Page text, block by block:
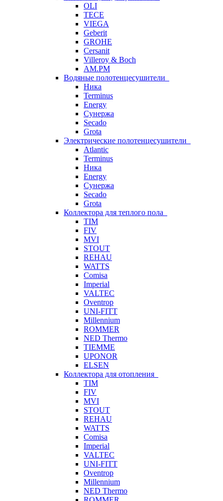
OLI
TECE
VIEGA
Geberit
GROHE
Cersanit
Villeroy & Boch
AM.PM
Водяные полотенцесушители
Ника
Terminus
Energy
Сунержа
Secado
Grota
Электрические полотенцесушители
Atlantic
Terminus
Ника
Energy
Сунержа
Secado
Grota
Коллектора для теплого пола
TIM
FIV
MVI
STOUT
REHAU
WATTS
Comisa
Imperial
VALTEC
Oventrop
UNI-FITT
Millennium
ROMMER
NED Thermo
TIEMME
UPONOR
ELSEN
Коллектора для отопления
TIM
FIV
MVI
STOUT
REHAU
WATTS
Comisa
Imperial
VALTEC
UNI-FITT
Oventrop
Millennium
NED Thermo